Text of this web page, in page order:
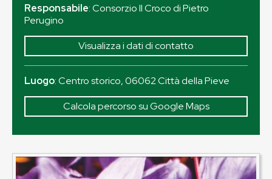
Responsabile: Consorzio Il Croco di Pietro
Perugino
Visualizza i dati di contatto
Luogo:Centro storico,06062Città della Pieve
Calcola percorso su Google Maps